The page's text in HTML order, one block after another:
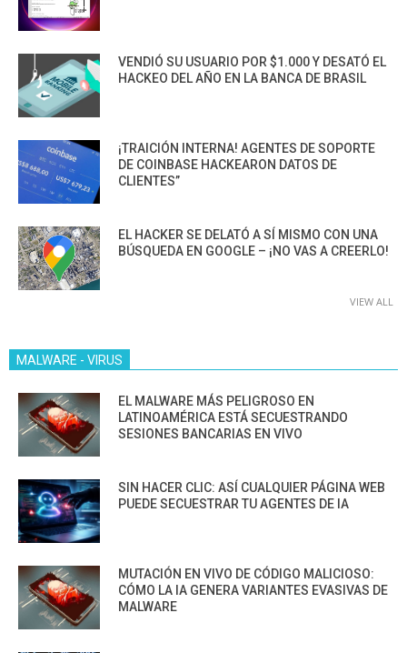
VENDIÓ SU USUARIO POR $1.000 Y DESATÓ EL
HACKEO DEL AÑO EN LA BANCA DE BRASIL
¡TRAICIÓN INTERNA! AGENTES DE SOPORTE
DE COINBASE HACKEARON DATOS DE
CLIENTES”
EL HACKER SE DELATÓ A SÍ MISMO CON UNA
BÚSQUEDA EN GOOGLE – ¡NO VAS A CREERLO!
VIEW ALL
MALWARE - VIRUS
EL MALWARE MÁS PELIGROSO EN
LATINOAMÉRICA ESTÁ SECUESTRANDO
SESIONES BANCARIAS EN VIVO
SIN HACER CLIC: ASÍ CUALQUIER PÁGINA WEB
PUEDE SECUESTRAR TU AGENTES DE IA
MUTACIÓN EN VIVO DE CÓDIGO MALICIOSO:
CÓMO LA IA GENERA VARIANTES EVASIVAS DE
MALWARE